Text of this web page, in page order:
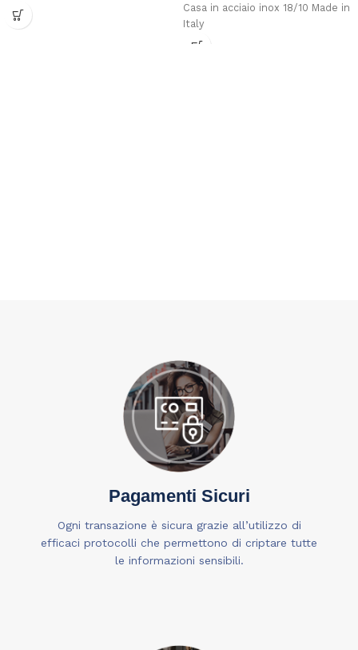
Casa in acciaio inox 18/10 Made in
Italy
Pagamenti Sicuri
Ogni transazione è sicura grazie all’utilizzo di
efficaci protocolli che permettono di criptare tutte
le informazioni sensibili.